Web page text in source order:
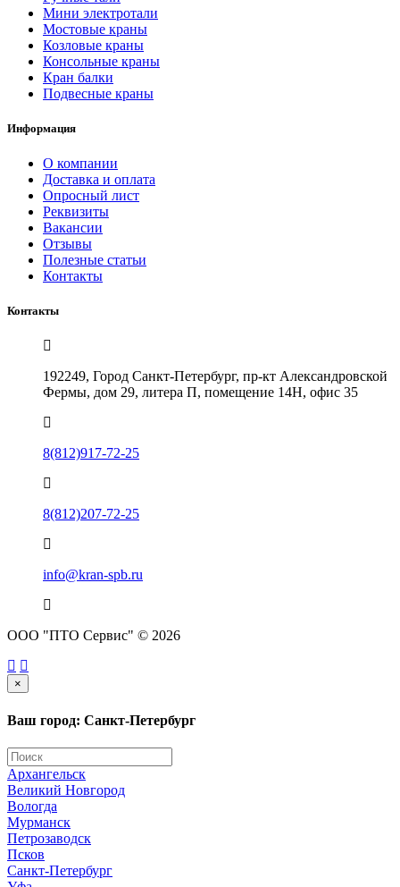
Мини электротали
Мостовые краны
Козловые краны
Консольные краны
Кран балки
Подвесные краны
Информация
О компании
Доставка и оплата
Опросный лист
Реквизиты
Вакансии
Отзывы
Полезные статьи
Контакты
Контакты
192249, Город Санкт-Петербург, пр-кт Александровской
Фермы, дом 29, литера П, помещение 14Н, офис 35
8(812)917-72-25
8(812)207-72-25
info@kran-spb.ru
ООО "ПТО Сервис" © 2026
×
Ваш город: Санкт-Петербург
Архангельск
Великий Новгород
Вологда
Мурманск
Петрозаводск
Псков
Санкт-Петербург